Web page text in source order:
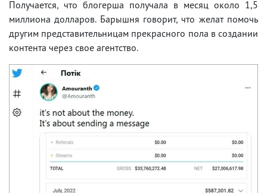
Получается, что блогерша получала в месяц около 1,5
миллиона долларов. Барышня говорит, что желат помочь
другим представительницам прекрасного пола в создании
контента через свое агентство.